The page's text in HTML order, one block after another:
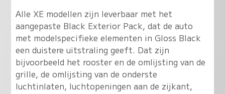
Alle XE modellen zijn leverbaar met het
aangepaste Black Exterior Pack, dat de auto
met modelspecifieke elementen in Gloss Black
een duistere uitstraling geeft. Dat zijn
bijvoorbeeld het rooster en de omlijsting van de
grille, de omlijsting van de onderste
luchtinlaten, luchtopeningen aan de zijkant,